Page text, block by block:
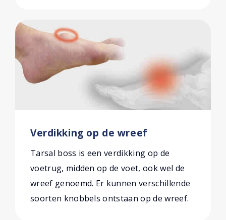
Verdikking op de wreef
Tarsal boss is een verdikking op de
voetrug, midden op de voet, ook wel de
wreef genoemd. Er kunnen verschillende
soorten knobbels ontstaan op de wreef.